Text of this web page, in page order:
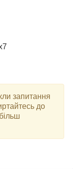
запитання
до